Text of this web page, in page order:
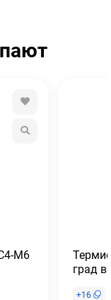
M6
град в
+16